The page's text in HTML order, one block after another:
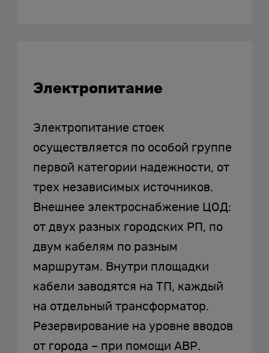
Электропитание
Электропитание стоек
осуществляется по особой группе
первой категории надежности, от
трех независимых источников.
Внешнее электроснабжение ЦОД:
от двух разных городских РП, по
двум кабелям по разным
маршрутам. Внутри площадки
кабели заводятся на ТП, каждый
на отдельный трансформатор.
Резервирование на уровне вводов
от города – при помощи АВР.